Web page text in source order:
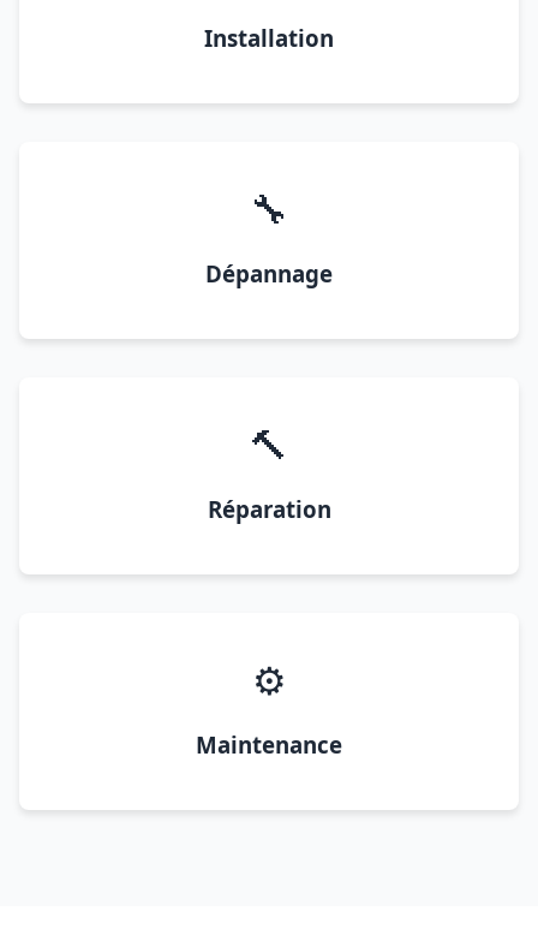
Installation
🔧
Dépannage
🔨
Réparation
⚙️
Maintenance